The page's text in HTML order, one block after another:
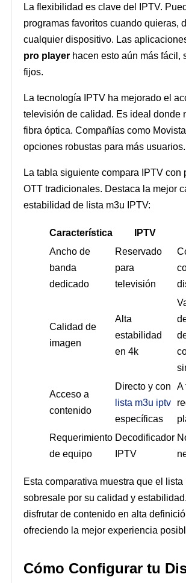
La flexibilidad es clave del IPTV.
programas favoritos cuando quieras,
cualquier dispositivo. Las
pro player hacen esto aún más fácil,
fijos.
La tecnología IPTV ha mejorado el
televisión de calidad. Es ideal donde
fibra óptica. Compañías como
opciones robustas para más usuarios.
La tabla siguiente compara IPTV con
OTT tradicionales. Destaca la mejor
estabilidad de lista m3u IPTV:
Característica IPTV
Ancho de
banda
dedicado
Reservado
para
televisión
Calidad de
imagen
Alta
estabilidad
en 4k
Acceso a
contenido
Directo y con
lista m3u iptv
específicas
A
Requerimiento
de equipo
Decodificador
IPTV
Esta comparativa muestra que el
sobresale por su calidad y
disfrutar de contenido en alta
ofreciendo la mejor experiencia
Cómo Configurar tu